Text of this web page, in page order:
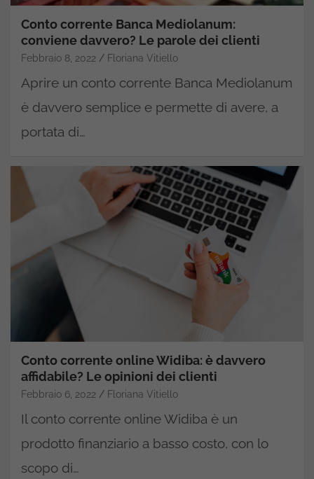
Conto corrente Banca Mediolanum:
conviene davvero? Le parole dei clienti
Febbraio 8, 2022 Floriana Vitiello
Aprire un conto corrente Banca Mediolanum
è davvero semplice e permette di avere, a
portata di…
Conto corrente online Widiba: è davvero
affidabile? Le opinioni dei clienti
Febbraio 6, 2022 Floriana Vitiello
Il conto corrente online Widiba è un
prodotto finanziario a basso costo, con lo
scopo di…